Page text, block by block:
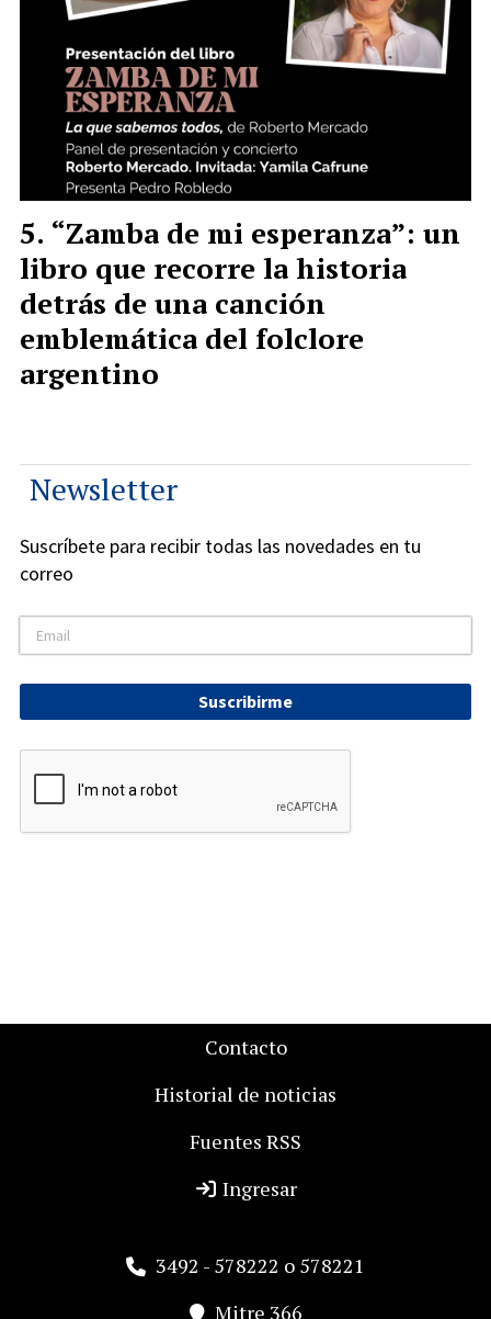
“Zamba de mi esperanza”: un
libro que recorre la historia
detrás de una canción
emblemática del folclore
argentino
Newsletter
Suscríbete para recibir todas las novedades en tu
correo
Suscribirme
Contacto
Historial de noticias
Fuentes RSS
Ingresar
3492 - 578222 o 578221
Mitre 366